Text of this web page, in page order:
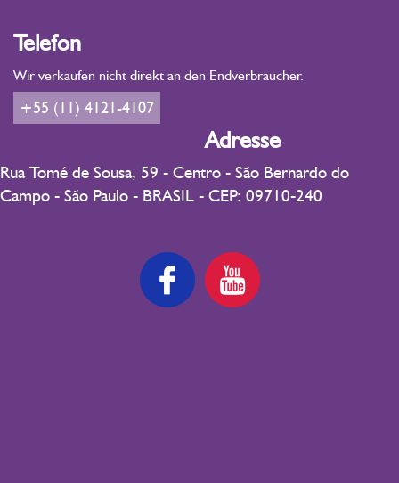
Telefon
Wir verkaufen nicht direkt an den Endverbraucher.
+55 (11) 4121-4107
Adresse
Rua Tomé de Sousa, 59 - Centro - São Bernardo do
Campo - São Paulo - BRASIL - CEP: 09710-240